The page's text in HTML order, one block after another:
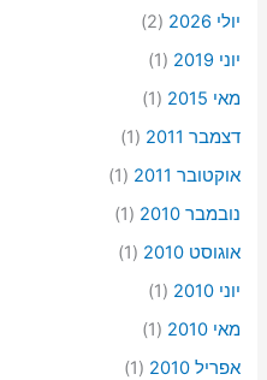
יולי 2026
(2)
יוני 2019
(1)
מאי 2015
(1)
דצמבר 2011
(1)
אוקטובר 2011
(1)
נובמבר 2010
(1)
אוגוסט 2010
(1)
יוני 2010
(1)
מאי 2010
(1)
אפריל 2010
(1)